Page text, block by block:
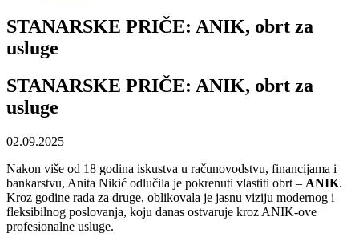
STANARSKE PRIČE: ANIK, obrt za
usluge
STANARSKE PRIČE: ANIK, obrt za
usluge
02.09.2025
Nakon više od 18 godina iskustva u računovodstvu, financijama i
bankarstvu, Anita Nikić odlučila je pokrenuti vlastiti obrt – ANIK.
Kroz godine rada za druge, oblikovala je jasnu viziju modernog i
fleksibilnog poslovanja, koju danas ostvaruje kroz ANIK-ove
profesionalne usluge.